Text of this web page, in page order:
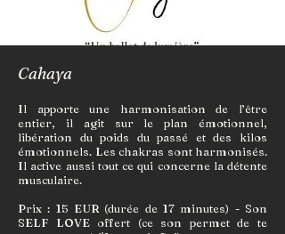
Cahaya
Il apporte une harmonisation de l’être
entier, il agit sur le plan émotionnel,
libération du poids du passé et des kilos
émotionnels. Les chakras sont harmonisés.
Il active aussi tout ce qui concerne la détente
musculaire.
Prix : 15 EUR (durée de 17 minutes) - Son
SELF LOVE offert (ce son permet de te